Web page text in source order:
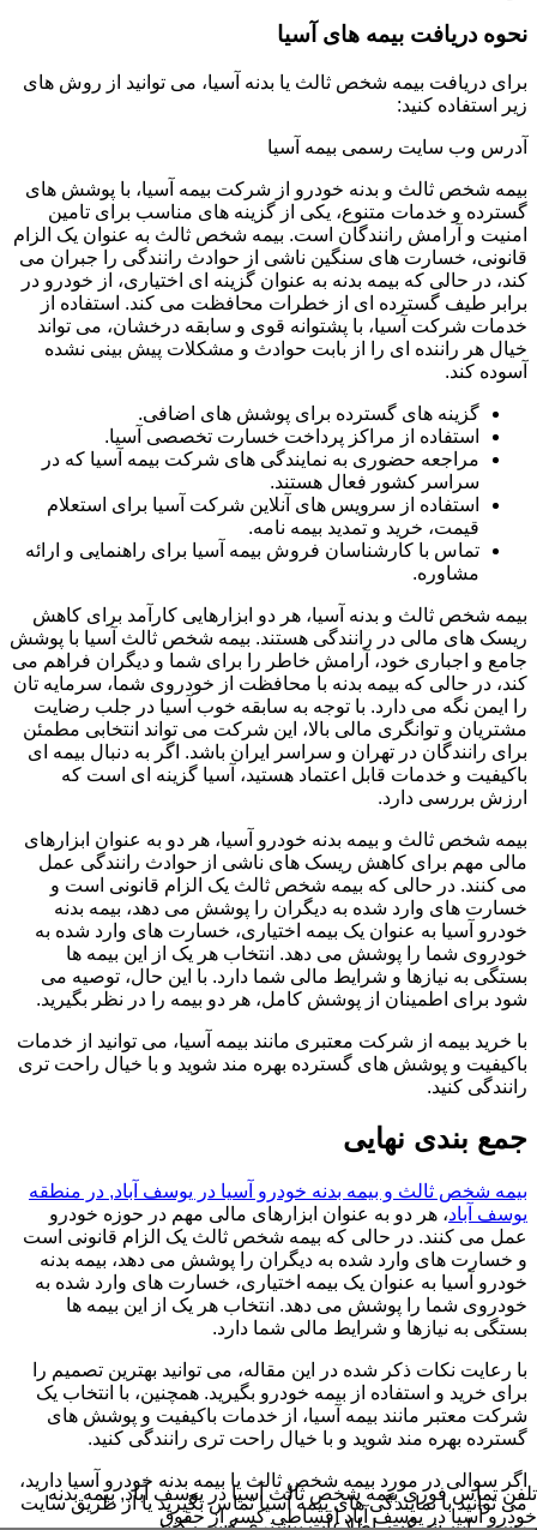
نحوه دریافت بیمه های آسیا
برای دریافت بیمه شخص ثالث یا بدنه آسیا، می توانید از روش های
زیر استفاده کنید:
آدرس وب سایت رسمی بیمه آسیا
بیمه شخص ثالث و بدنه خودرو از شرکت بیمه آسیا، با پوشش های
گسترده و خدمات متنوع، یکی از گزینه های مناسب برای تامین
امنیت و آرامش رانندگان است. بیمه شخص ثالث به عنوان یک الزام
قانونی، خسارت های سنگین ناشی از حوادث رانندگی را جبران می
کند، در حالی که بیمه بدنه به عنوان گزینه ای اختیاری، از خودرو در
برابر طیف گسترده ای از خطرات محافظت می کند. استفاده از
خدمات شرکت آسیا، با پشتوانه قوی و سابقه درخشان، می تواند
خیال هر راننده ای را از بابت حوادث و مشکلات پیش بینی نشده
آسوده کند.
گزینه های گسترده برای پوشش های اضافی.
استفاده از مراکز پرداخت خسارت تخصصی آسیا.
مراجعه حضوری به نمایندگی های شرکت بیمه آسیا که در
سراسر کشور فعال هستند.
استفاده از سرویس های آنلاین شرکت آسیا برای استعلام
قیمت، خرید و تمدید بیمه نامه.
تماس با کارشناسان فروش بیمه آسیا برای راهنمایی و ارائه
مشاوره.
بیمه شخص ثالث و بدنه آسیا، هر دو ابزارهایی کارآمد برای کاهش
ریسک های مالی در رانندگی هستند. بیمه شخص ثالث آسیا با پوشش
جامع و اجباری خود، آرامش خاطر را برای شما و دیگران فراهم می
کند، در حالی که بیمه بدنه با محافظت از خودروی شما، سرمایه تان
را ایمن نگه می دارد. با توجه به سابقه خوب آسیا در جلب رضایت
مشتریان و توانگری مالی بالا، این شرکت می تواند انتخابی مطمئن
برای رانندگان در تهران و سراسر ایران باشد. اگر به دنبال بیمه ای
باکیفیت و خدمات قابل اعتماد هستید، آسیا گزینه ای است که
ارزش بررسی دارد.
بیمه شخص ثالث و بیمه بدنه خودرو آسیا، هر دو به عنوان ابزارهای
مالی مهم برای کاهش ریسک های ناشی از حوادث رانندگی عمل
می کنند. در حالی که بیمه شخص ثالث یک الزام قانونی است و
خسارت های وارد شده به دیگران را پوشش می دهد، بیمه بدنه
خودرو آسیا به عنوان یک بیمه اختیاری، خسارت های وارد شده به
خودروی شما را پوشش می دهد. انتخاب هر یک از این بیمه ها
بستگی به نیازها و شرایط مالی شما دارد. با این حال، توصیه می
شود برای اطمینان از پوشش کامل، هر دو بیمه را در نظر بگیرید.
با خرید بیمه از شرکت معتبری مانند بیمه آسیا، می توانید از خدمات
باکیفیت و پوشش های گسترده بهره مند شوید و با خیال راحت تری
رانندگی کنید.
جمع بندی نهایی
بیمه شخص ثالث و بیمه بدنه خودرو آسیا در یوسف آباد, در منطقه
یوسف آباد، هر دو به عنوان ابزارهای مالی مهم در حوزه خودرو
عمل می کنند. در حالی که بیمه شخص ثالث یک الزام قانونی است
و خسارت های وارد شده به دیگران را پوشش می دهد، بیمه بدنه
خودرو آسیا به عنوان یک بیمه اختیاری، خسارت های وارد شده به
خودروی شما را پوشش می دهد. انتخاب هر یک از این بیمه ها
بستگی به نیازها و شرایط مالی شما دارد.
با رعایت نکات ذکر شده در این مقاله، می توانید بهترین تصمیم را
برای خرید و استفاده از بیمه خودرو بگیرید. همچنین، با انتخاب یک
شرکت معتبر مانند بیمه آسیا، از خدمات باکیفیت و پوشش های
گسترده بهره مند شوید و با خیال راحت تری رانندگی کنید.
اگر سوالی در مورد بیمه شخص ثالث یا بیمه بدنه خودرو آسیا دارید،
می توانید با نمایندگی های بیمه آسیا تماس بگیرید یا از طریق سایت
رسمی این شرکت، اطلاعات بیشتری کسب کنید.
تلفن تماس فوریبیمه شخص ثالث آسیا در یوسف آباد, بیمه بدنه
خودرو آسیا در یوسف آباد اقساطی کسر از حقوق